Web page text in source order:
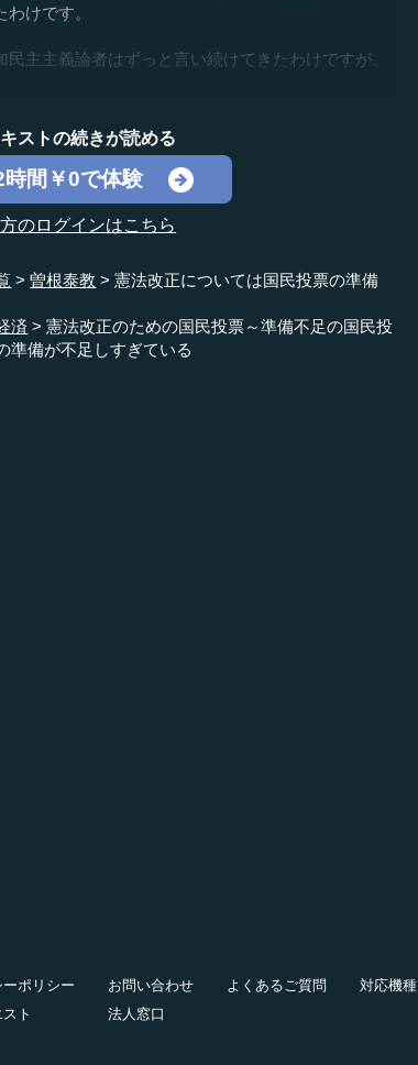
けです。
主主義論者はずっと言い続けてきたわけですが、
ストの続きが読める
時間￥0で体験
のログインはこちら
曽根泰教
憲法改正については国民投票の準備
済
憲法改正のための国民投票～準備不足の国民投
準備が不足しすぎている
ポリシー お問い合わせ よくあるご質問
対応機種
ト 法人窓口